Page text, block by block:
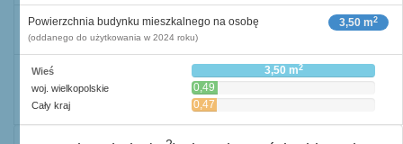
3,50 m2
Powierzchnia budynku mieszkalnego na osobę
(oddanego do użytkowania w 2024 roku)
Wieś 3,50 m2
woj. wielkopolskie
0,49
m2
Cały kraj
0,47